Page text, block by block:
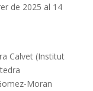
de 2025 al 14
Calvet (Institut
Moran